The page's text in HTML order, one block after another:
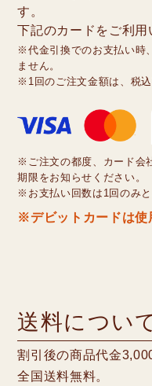
す。
下記のカードをご利用
※代金引換でのお支払い時
ません。
※1回のご注文金額は、税
※ご注文の都度、カード会
期限をお知らせください。
※お支払い回数は1回のみと
※デビットカードは使
送料につい
割引後の商品代金
全国送料無料。